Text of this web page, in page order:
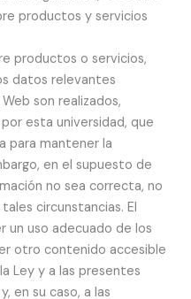
productos y servicios
productos o servicios,
datos relevantes
son realizados,
esta universidad, que
para mantener la
en el supuesto de
no sea correcta, no
circunstancias. El
un uso adecuado de los
otro contenido accesible
Ley y a las presentes
en su caso, a las